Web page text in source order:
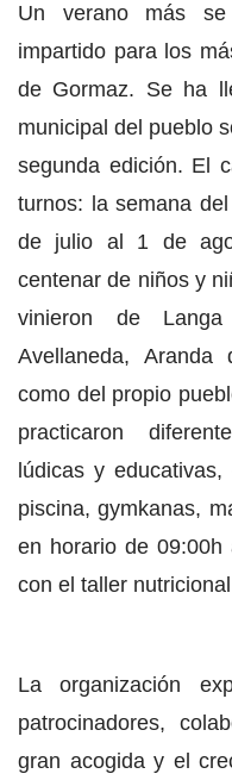
Un verano más
impartido para los
de Gormaz. Se ha
municipal del pueblo
segunda edición. El
turnos: la semana
de julio al 1 de
centenar de niños y
vinieron de
Avellaneda,
como del propio
practicaron
lúdicas y
piscina, gymkanas,
en horario de 09:00h
con el taller
La organización
patrocinadores,
gran acogida y el